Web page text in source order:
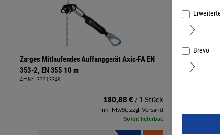
Zarges Mitlaufendes Auffanggerät Axic-FA EN
353-2, EN 355 10 m
Art.Nr.: 32213348
180,88 € / 1 Stück
inkl. MwSt, zzgl. Versand
Sofort lieferbar.
Brevo